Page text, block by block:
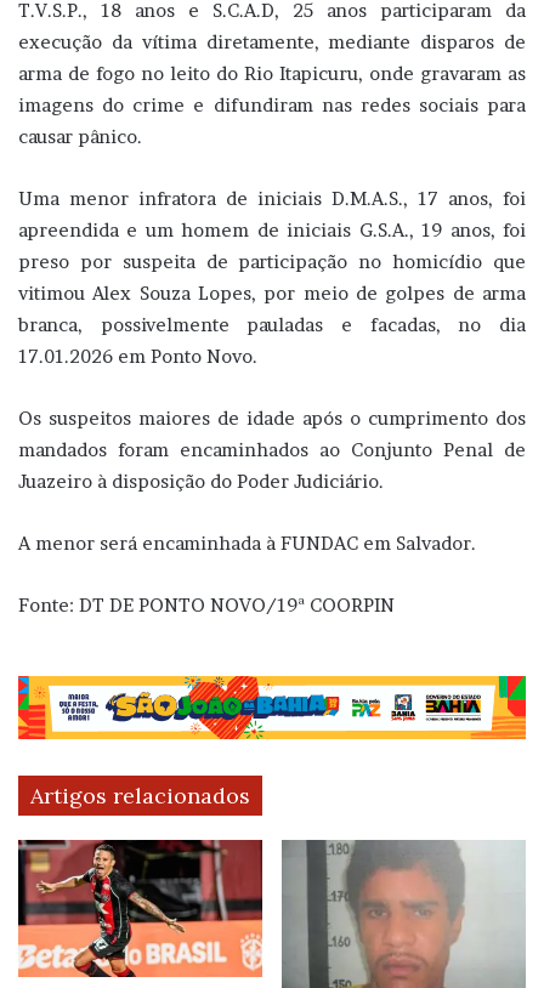
T.V.S.P., 18 anos e S.C.A.D, 25 anos participaram da
execução da vítima diretamente, mediante disparos de
arma de fogo no leito do Rio Itapicuru, onde gravaram as
imagens do crime e difundiram nas redes sociais para
causar pânico.
Uma menor infratora de iniciais D.M.A.S., 17 anos, foi
apreendida e um homem de iniciais G.S.A., 19 anos, foi
preso por suspeita de participação no homicídio que
vitimou Alex Souza Lopes, por meio de golpes de arma
branca, possivelmente pauladas e facadas, no dia
17.01.2026 em Ponto Novo.
Os suspeitos maiores de idade após o cumprimento dos
mandados foram encaminhados ao Conjunto Penal de
Juazeiro à disposição do Poder Judiciário.
A menor será encaminhada à FUNDAC em Salvador.
Fonte: DT DE PONTO NOVO/19ª COORPIN
Artigos relacionados